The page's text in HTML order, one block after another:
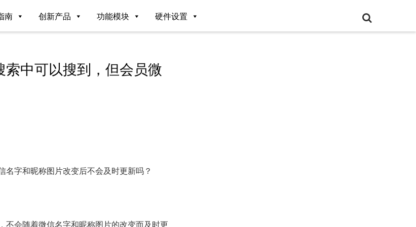
南 创新产品 功能模块 硬件设置
中可以搜到，但会员微
字和昵称图片改变后不会及时更新吗？
不会随着微信名字和昵称图片的改变而及时更